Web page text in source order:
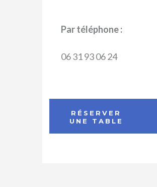
Par téléphone :
06 31 93 06 24
RÉSERVER
UNE TABLE